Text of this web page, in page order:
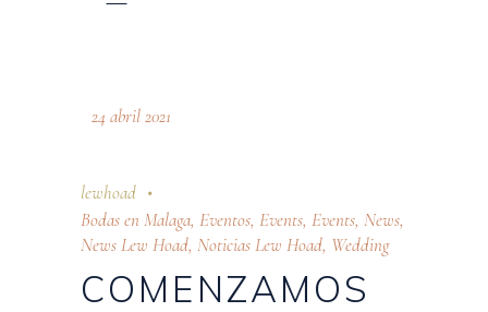
24 abril 2021
lewhoad
Bodas en Malaga, Eventos, Events, Events, News,
News Lew Hoad, Noticias Lew Hoad, Wedding
COMENZAMOS